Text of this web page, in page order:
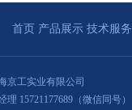
首页 产品展示 技术服务
京工实业有限公司
理 15721177689（微信同号）